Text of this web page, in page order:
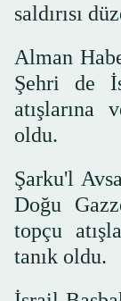
saldırısı
Alman
Şehri de
atışlarına
oldu.
Şarku'l
Doğu
topçu
tanık oldu.